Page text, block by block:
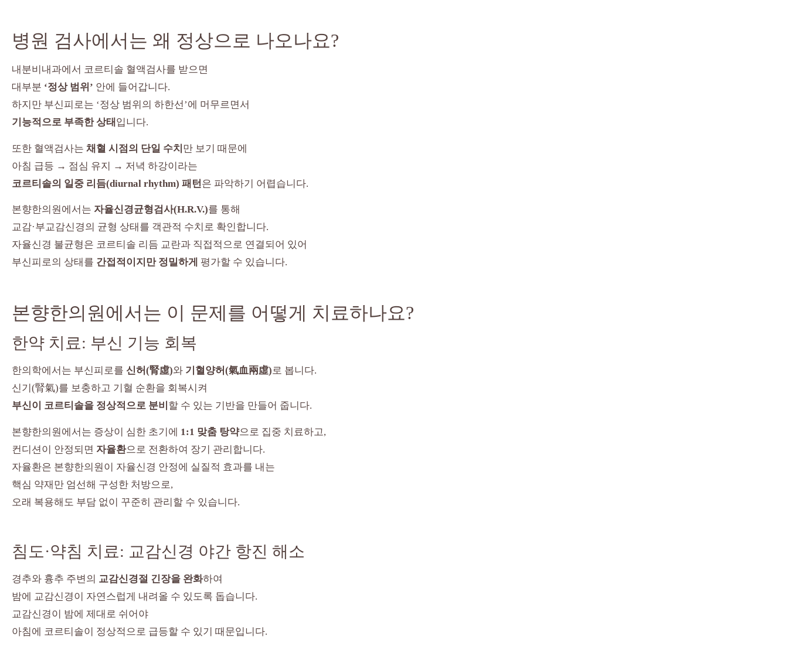
병원 검사에서는 왜 정상으로 나오나요?
내분비내과에서 코르티솔 혈액검사를 받으면
대부분 ‘정상 범위’ 안에 들어갑니다.
하지만 부신피로는 ‘정상 범위의 하한선’에 머무르면서
기능적으로 부족한 상태 입니다.
또한 혈액검사는 채혈 시점의 단일 수치 만 보기 때문에
아침 급등 → 점심 유지 → 저녁 하강이라는
코르티솔의 일중 리듬(diurnal rhythm) 패턴 은 파악하기 어렵습니다.
본향한의원에서는 자율신경균형검사(H.R.V.)를 통해
교감·부교감신경의 균형 상태를 객관적 수치로 확인합니다.
자율신경 불균형은 코르티솔 리듬 교란과 직접적으로 연결되어 있어
부신피로의 상태를 간접적이지만 정밀하게 평가할 수 있습니다.
본향한의원에서는 이 문제를 어떻게 치료하나요?
한약 치료: 부신 기능 회복
한의학에서는 부신피로를 신허(腎虛)와 기혈양허(氣血兩虛)로 봅니다.
신기(腎氣)를 보충하고 기혈 순환을 회복시켜
부신이 코르티솔을 정상적으로 분비 할 수 있는 기반을 만들어 줍니다.
본향한의원에서는 증상이 심한 초기에 1:1 맞춤 탕약으로 집중 치료하고,
컨디션이 안정되면 자율환으로 전환하여 장기 관리합니다.
자율환은 본향한의원이 자율신경 안정에 실질적 효과를 내는
핵심 약재만 엄선해 구성한 처방으로,
오래 복용해도 부담 없이 꾸준히 관리할 수 있습니다.
침도·약침 치료: 교감신경 야간 항진 해소
경추와 흉추 주변의 교감신경절 긴장을 완화하여
밤에 교감신경이 자연스럽게 내려올 수 있도록 돕습니다.
교감신경이 밤에 제대로 쉬어야
아침에 코르티솔이 정상적으로 급등할 수 있기 때문입니다.